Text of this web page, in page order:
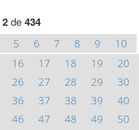
2de 434
5 6 7 8 9
10
16 17 18 19
20
26 27 28 29
30
36 37 38 39
40
46 47 48 49
50